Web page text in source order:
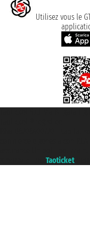
Utilisez vous le
Taoticket